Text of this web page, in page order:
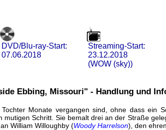
DVD/Blu-ray-Start:
07.06.2018
Streaming-Start:
23.12.2018
(WOW (sky))
Ebbing, Missouri" - Handlung und
Monate vergangen sind, ohne dass ein
mutigen Schritt. Sie bemalt drei an der Straße
William Willoughby (Woody Harrelson), den